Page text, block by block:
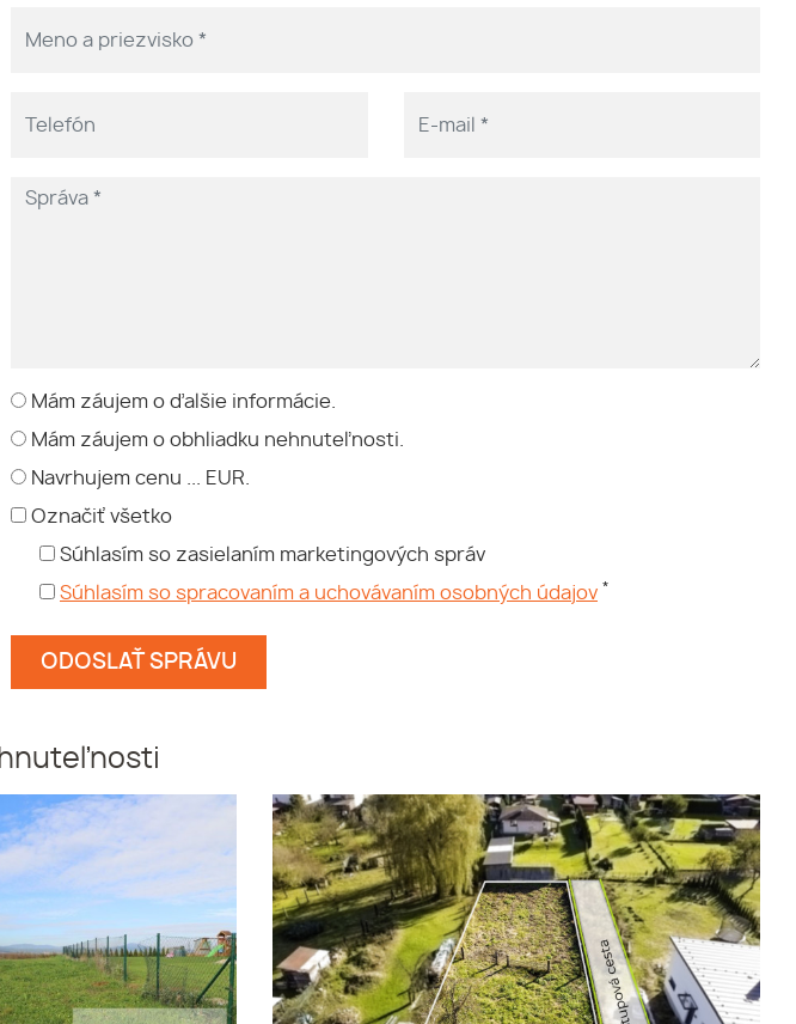
Mám záujem o ďalšie informácie.
Mám záujem o obhliadku nehnuteľnosti.
Navrhujem cenu ... EUR.
Označiť všetko
Súhlasím so zasielaním marketingových správ
Súhlasím so spracovaním a uchovávaním osobných údajov *
m2
Stavebny pozemok, mimo
hlavnej cesty, blizko zastávky,
500 m2, rovina, oplotene,
obecná prístupová
komunikácia.